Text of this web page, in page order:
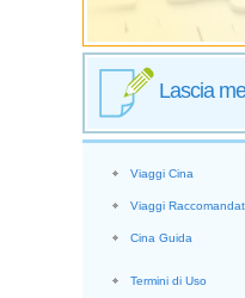
Lascia
Viaggi Cina
Viaggi
Cina Guida
Termini di Uso